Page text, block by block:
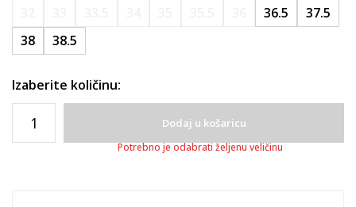
36.5
37.5
38
38.5
Izaberite količinu:
Dodaj u košaricu
Potrebno je odabrati željenu veličinu